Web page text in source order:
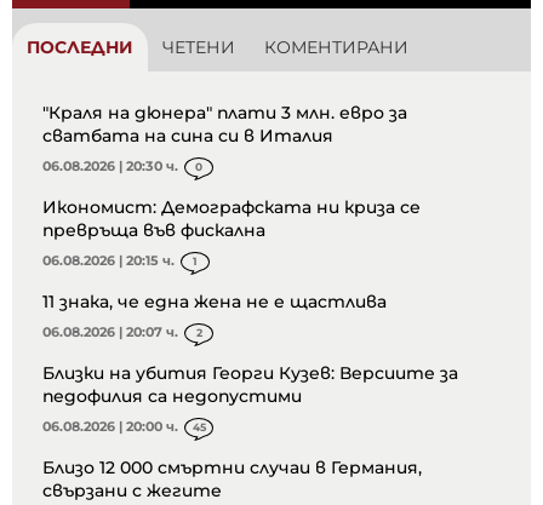
ПОСЛЕДНИ ЧЕТЕНИ КОМЕНТИРАНИ
"Краля на дюнера" плати 3 млн. евро за
сватбата на сина си в Италия
06.08.2026 | 20:30 ч. 0
Икономист: Демографската ни криза се
превръща във фискална
06.08.2026 | 20:15 ч. 1
11 знака, че една жена не е щастлива
06.08.2026 | 20:07 ч. 2
Близки на убития Георги Кузев: Версиите за
педофилия са недопустими
06.08.2026 | 20:00 ч. 45
Близо 12 000 смъртни случаи в Германия,
свързани с жегите